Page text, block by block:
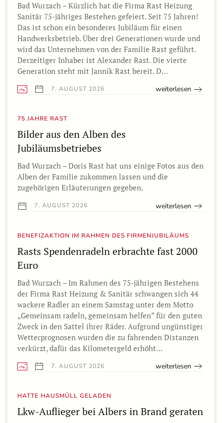
Bad Wurzach – Kürzlich hat die Firma Rast Heizung
Sanitär 75-jähriges Bestehen gefeiert. Seit 75 Jahren!
Das ist schon ein besonderes Jubiläum für einen
Handwerksbetrieb. Über drei Generationen wurde und
wird das Unternehmen von der Familie Rast geführt.
Derzeitiger Inhaber ist Alexander Rast. Die vierte
Generation steht mit Jannik Rast bereit. D…
7. AUGUST 2026 weiterlesen
75 JAHRE RAST
Bilder aus den Alben des
Jubiläumsbetriebes
Bad Wurzach – Doris Rast hat uns einige Fotos aus den
Alben der Familie zukommen lassen und die
zugehörigen Erläuterungen gegeben.
7. AUGUST 2026 weiterlesen
BENEFIZAKTION IM RAHMEN DES FIRMENJUBILÄUMS
Rasts Spendenradeln erbrachte fast 2000
Euro
Bad Wurzach – Im Rahmen des 75-jährigen Bestehens
der Firma Rast Heizung & Sanitär schwangen sich 44
wackere Radler an einem Samstag unter dem Motto
„Gemeinsam radeln, gemeinsam helfen“ für den guten
Zweck in den Sattel ihrer Räder. Aufgrund ungünstiger
Wetterprognosen wurden die zu fahrenden Distanzen
verkürzt, dafür das Kilometergeld erhöht…
7. AUGUST 2026 weiterlesen
HATTE HAUSMÜLL GELADEN
Lkw-Auflieger bei Albers in Brand geraten